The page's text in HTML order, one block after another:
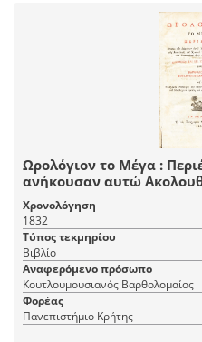
Ωρολόγιον το Μέγα : Περιέχον άπασαν την
ανήκουσαν αυτώ
Ανατολικής του Χριστού
των υποκειμένων αυτή
Διορθωθέν και εις τρία
Βαρθολομαίου
ου περιεγράφη
η ιστορία πολλών του
πρώτον τύποις εξεδόθη.
Χρονολόγηση
1832
Τύπος τεκμηρίου
Βιβλίο
Αναφερόμενο πρόσωπο
Κουτλουμουσιανός Βαρθολομαίος
Φορέας
Πανεπιστήμιο Κρήτης